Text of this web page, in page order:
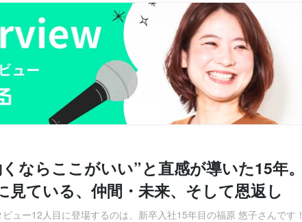
ならここがいい”と直感が導いた15年。
見ている、仲間・未来、そして恩返し
ュー12人目に登場するのは、新卒入社15年目の福原 悠子さんです！